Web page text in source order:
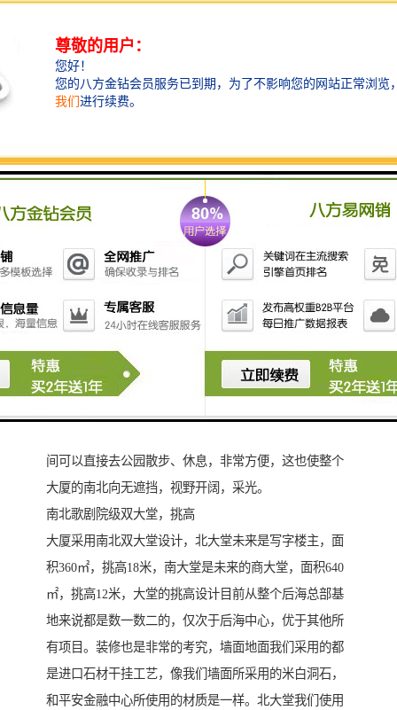
您的生意伙伴会更加对您刮目相看，您的企业的身价也
会随之倍增。
海信南方大厦基础数据及定位：
海信南方大厦占地4322㎡，总建面8.2万㎡，地上建筑面
标准层面积1950-2000㎡。
海信南方大厦是由海信集团拿地，由海信地产开发建设
的，建成之后将成为海信集团在长江以南的区域总部，
集团各个子公司都会进驻，目前确定海信集团自用四
层，分别是7/8/9/34。
海信南方大厦区位，公园专属配套
海信南方大厦是位于片区九宫格组团的一个中心位置，
地理位置非常优越，东面是中心路，向东可以看到深圳
湾的美景，西面是中海油大厦，紧邻后海滨路，北面是
间可以直接去公园散步、休息，非常方便，这也使整个
大厦的南北向无遮挡，视野开阔，采光。
南北歌剧院级双大堂，挑高
大厦采用南北双大堂设计，北大堂未来是写字楼主，面
积360㎡，挑高18米，南大堂是未来的商大堂，面积640
㎡，挑高12米，大堂的挑高设计目前从整个后海总部基
地来说都是数一数二的，仅次于后海中心，优于其他所
有项目。装修也是非常的考究，墙面地面我们采用的都
是进口石材干挂工艺，像我们墙面所采用的米白洞石，
和平安金融中心所使用的材质是一样。北大堂我们使用